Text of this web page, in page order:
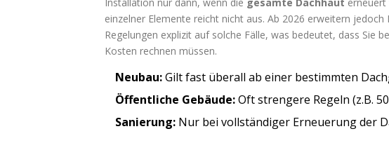
einzelner Elemente reicht nicht aus. Ab 2026 erweitern
Regelungen explizit auf solche Fälle, was bedeutet, dass Sie
Kosten rechnen müssen.
Neubau:Gilt fast überall ab einer bestimmten
Öffentliche Gebäude:Oft strengere Regeln (z.B.
Sanierung: Nur bei vollständiger Erneuerung der